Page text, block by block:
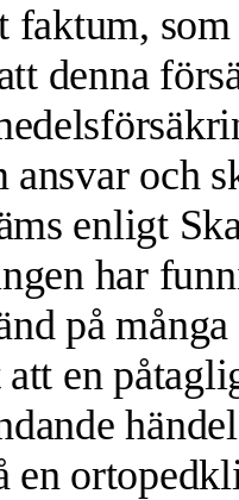
faktum,
denna
ansvar och
enligt
har
på
att en
en